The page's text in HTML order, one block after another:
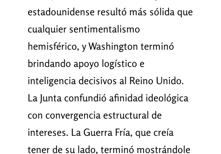
estadounidense resultó más sólida que
cualquier sentimentalismo
hemisférico, y Washington terminó
brindando apoyo logístico e
inteligencia decisivos al Reino Unido.
La Junta confundió afinidad ideológica
con convergencia estructural de
intereses. La Guerra Fría, que creía
tener de su lado, terminó mostrándole